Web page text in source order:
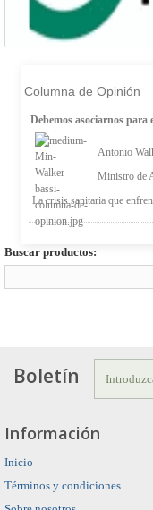
Columna de Opinión
Debemos asociarnos
Antonio
Ministro de
La crisis sanitaria que
Buscar productos:
Boletín
Información
Inicio
Términos y condiciones